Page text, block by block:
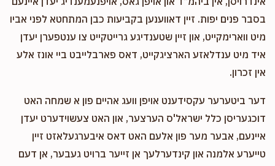
בסבר פנים יפות. זיין דאווענען בקביעות כבן המתחטא לפני אביו
מיט ווארימקייט, און זיין שטענדיגע גרייטקייט צו ענטפערן יעדן
איד מיט ענדלאזע הארציגקייט, דאס פארבלייבט ביי אונז אלע
אין זכרון.
דער ביטערער עקסידענט אויפן וועג אהיים פון א שמחה האט
דוכגעריסן כלל ישראל'ס הערצער, און האט צעשוידערט יעדן
איינעם, אבער מער פון אלעם האט דאס איבערגעלאזט זיין
טייערע אלמנה און קינדערלעך אן זייער ברויט געבער, אן דעם